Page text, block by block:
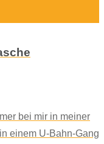
bei mir in meiner
einem U-Bahn-Gang